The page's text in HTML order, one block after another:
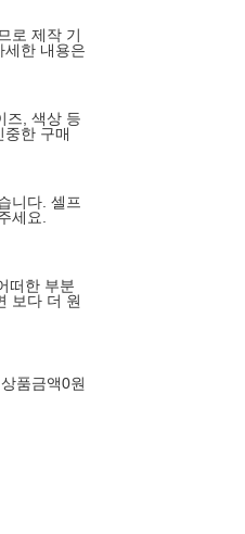
로 제작 기
세한 내용은
즈, 색상 등
한 구매
니다. 셀프
세요.
떠한 부분
보다 더 원
품금액0원